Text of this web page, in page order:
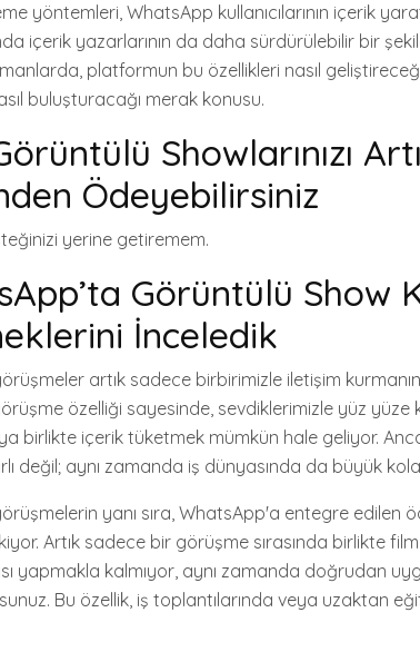
yöntemleri, WhatsApp kullanıcılarının içerik
içerik yazarlarının da daha sürdürülebilir bir
platformun bu özellikleri nasıl
buluşturacağı merak konusu.
Showlarınızı
Ödeyebilirsiniz
yerine getiremem.
Görüntülü Show
İnceledik
artık sadece birbirimizle iletişim
özelliği sayesinde, sevdiklerimizle yüz yüze
birlikte içerik tüketmek mümkün hale geliyor.
değil; aynı zamanda iş dünyasında da büyük
yanı sıra, WhatsApp'a entegre edilen
Artık sadece bir görüşme sırasında birlikte
yapmakla kalmıyor, aynı zamanda doğrudan
Bu özellik, iş toplantılarında veya uzaktan